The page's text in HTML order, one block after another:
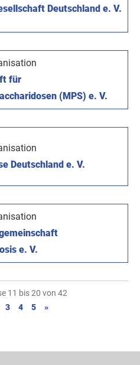
Deutschland e. V.
für
(MPS) e. V.
Deutschland e. V.
e. V.
11 bis 20 von 42
3 4 5 »